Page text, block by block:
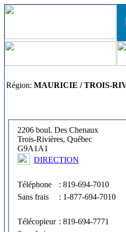
Région: MAURICIE / TROIS-
2206 boul. Des Chenaux
Trois-Rivières, Québec
G9A1A1
DIRECTION
Téléphone
: 819-694-7010
Sans frais
: 1-877-694-7010
Télécopieur
: 819-694-7771